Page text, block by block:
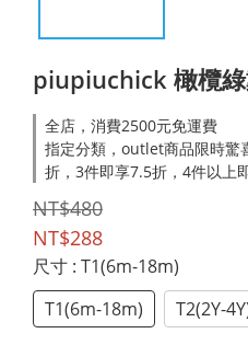
piupiuchick 橄欖
全店，消費2500元免運費
指定分類，outlet商品限時驚
折，3件即享7.5折，4件以上
NT$480
NT$288
尺寸 : T1(6m-18m)
T1(6m-18m)
T2(2Y-